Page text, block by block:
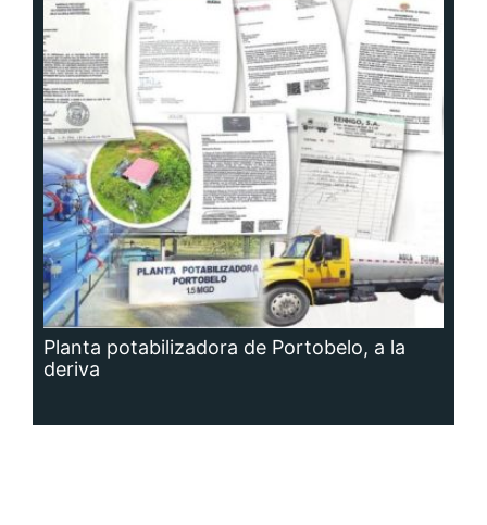
Planta potabilizadora de Portobelo, a la
deriva